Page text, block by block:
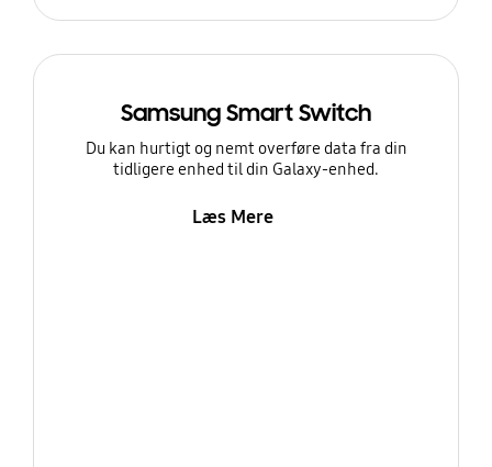
Samsung Smart Switch
Du kan hurtigt og nemt overføre data fra din
tidligere enhed til din Galaxy-enhed.
Læs Mere